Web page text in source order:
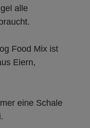
alle
Food Mix ist
Eiern,
eine Schale